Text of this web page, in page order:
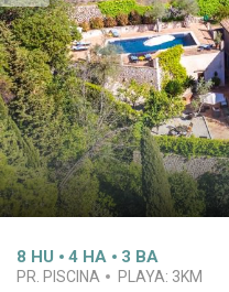
8 HU 4 HA 3 BA
PR. PISCINA PLAYA: 3KM